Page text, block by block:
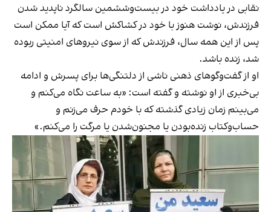
نقابی در یادداشت خود در بیست‌وششمین سالگرد ناپدید شدن
فرزندش، نوشت هنوز با خود در کشاکش است که آیا ممکن است
پس از این همه سال، فرزندش که از سوی نیروهای امنیتی ربوده
شد، زنده باشد.
او از گفت‌وگوهای ذهنی ناشی از دلتنگی‌ها برای پسرش و ادامه
بی‌خبری از او نوشته و گفته است: «به ساعت نگاه می‌کنم و
می‌بینم زمان زیادی گذشته که با خودم حرف می‌زنم و
حساب‌وکتاب زنده‌بودن یا مجنون‌شدن یا مرگت را می‌کنم.»